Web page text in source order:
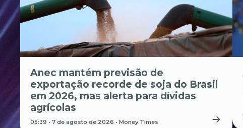
Anec mantém previsão de
exportação recorde de soja do Brasil
em 2026, mas alerta para dívidas
agrícolas
05:39 • 7 de agosto de 2026 • Money Times